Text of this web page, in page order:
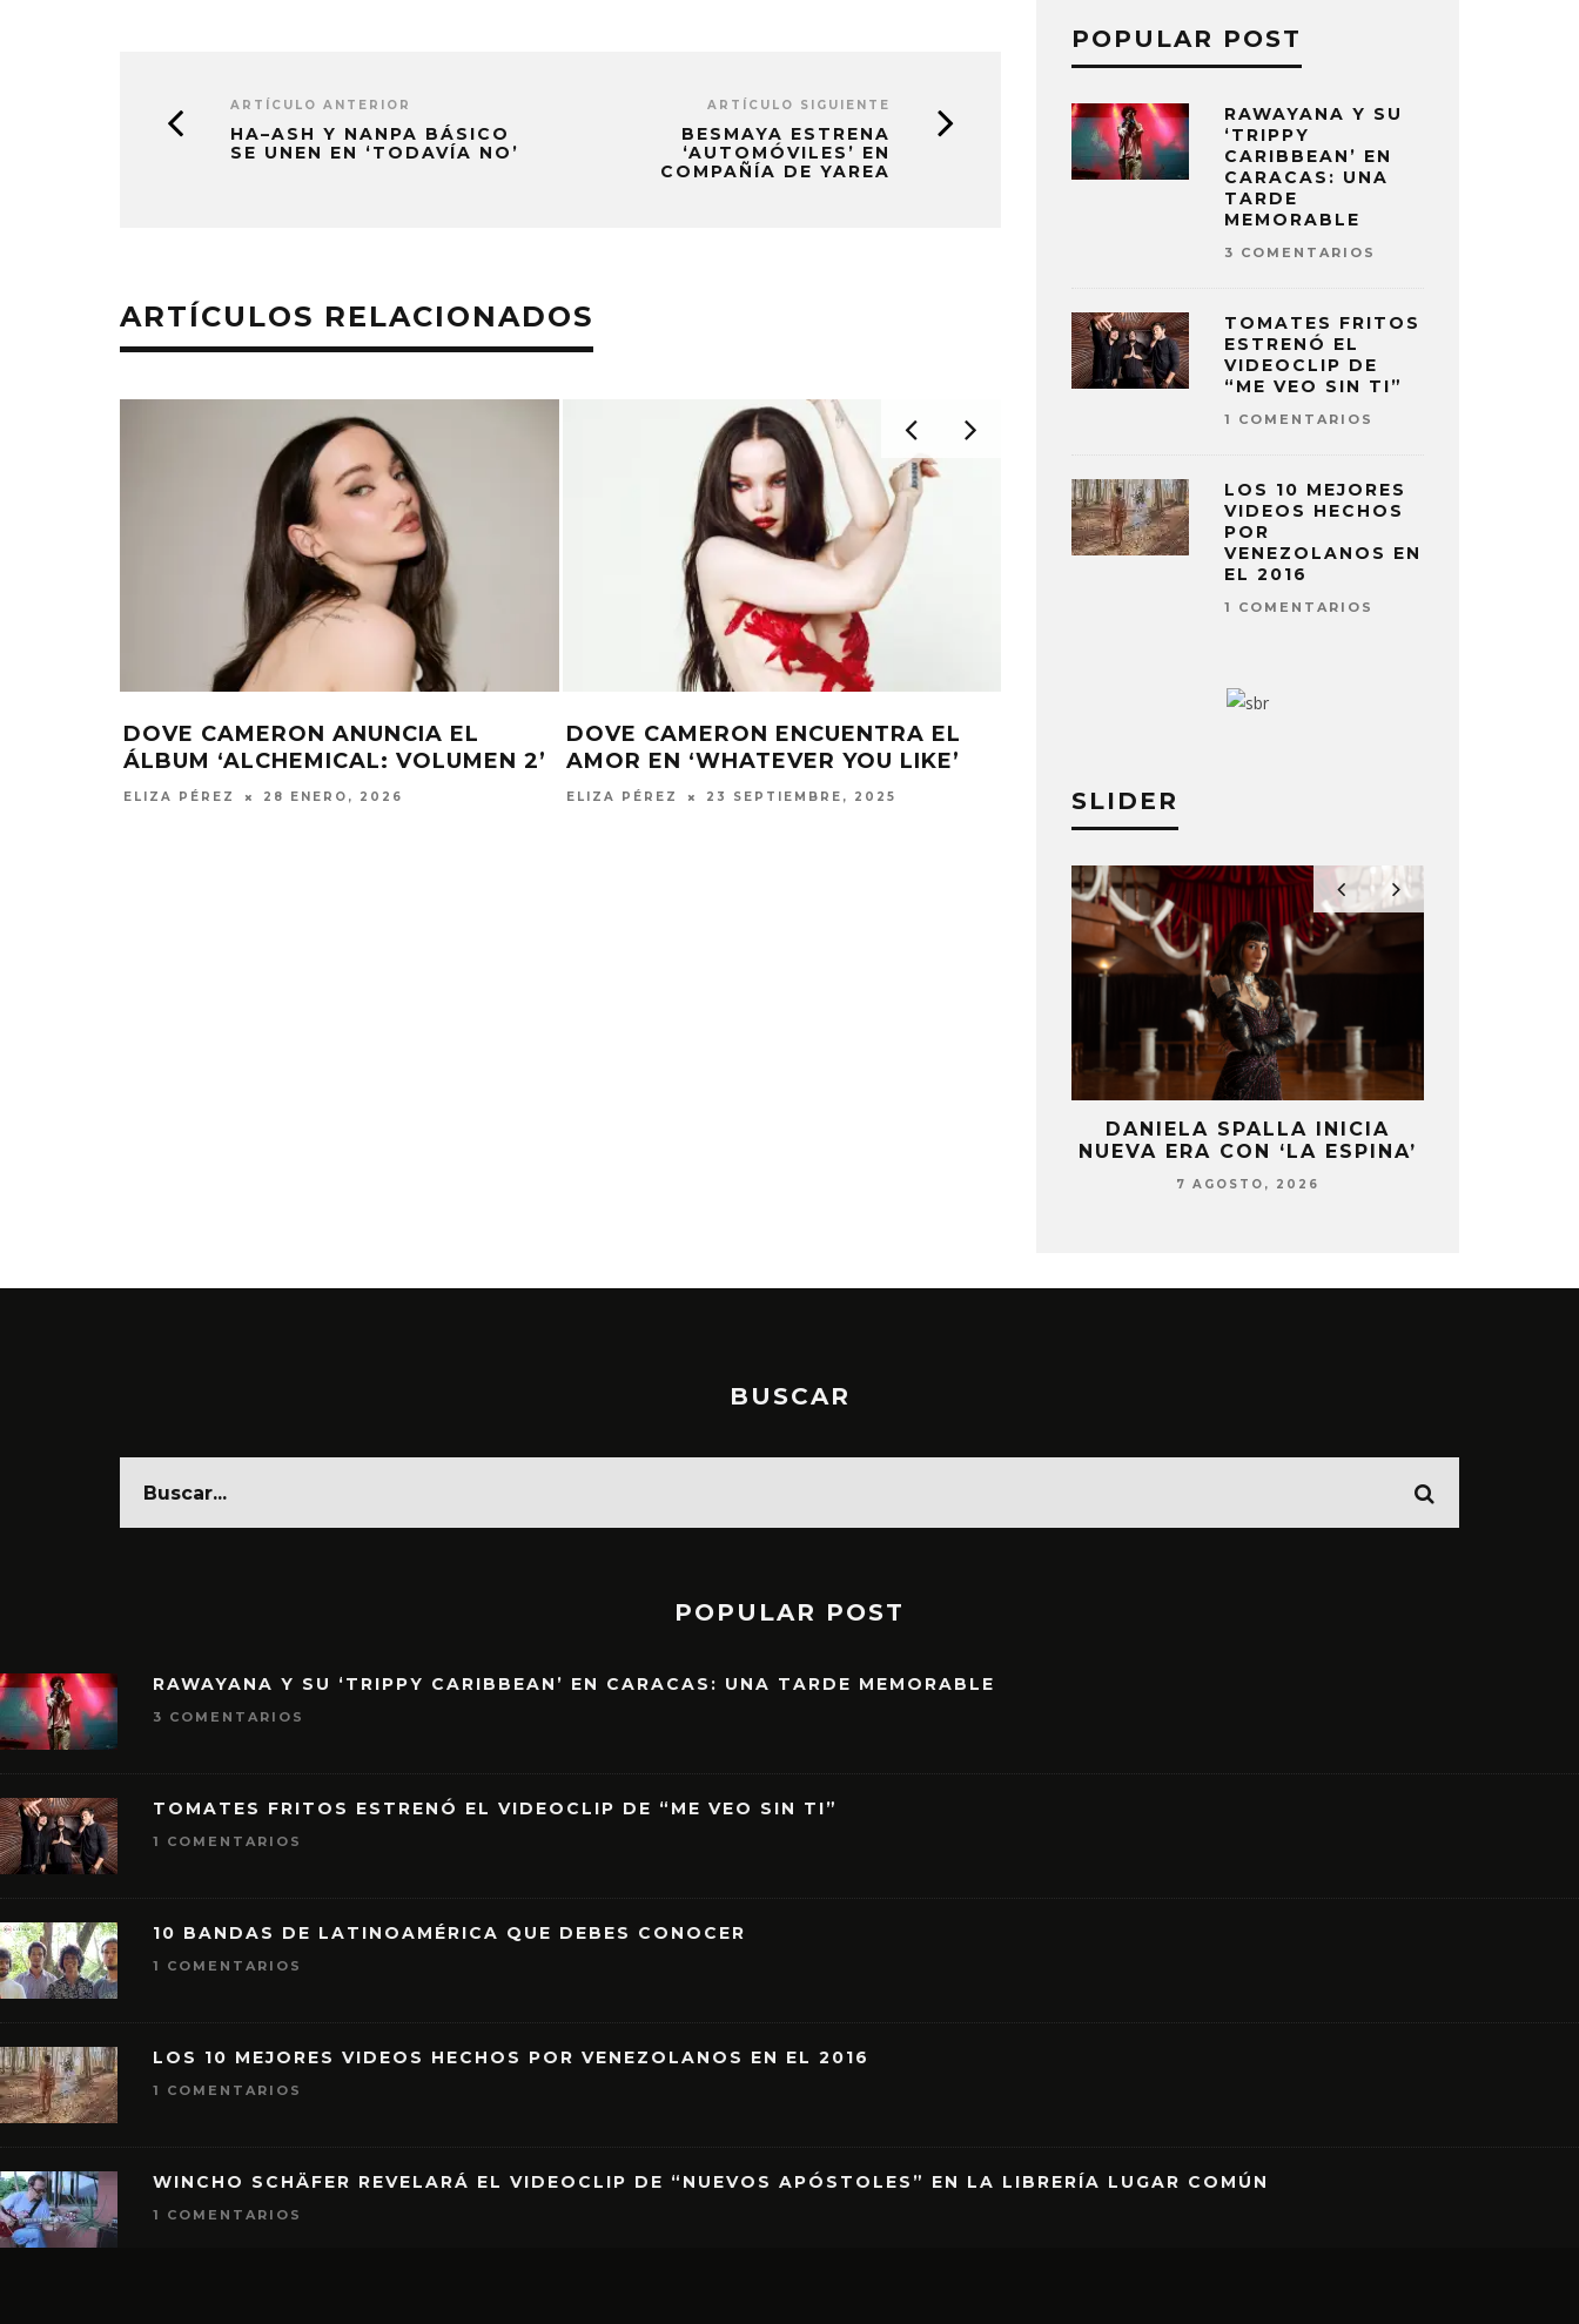
ARTÍCULO ANTERIOR
HA–ASH Y NANPA BÁSICO
SE UNEN EN ‘TODAVÍA NO’
ARTÍCULO SIGUIENTE
BESMAYA ESTRENA
‘AUTOMÓVILES’ EN
COMPAÑÍA DE YAREA
ARTÍCULOS RELACIONADOS
DOVE CAMERON ANUNCIA EL
ÁLBUM ‘ALCHEMICAL: VOLUMEN 2’
ELIZA PÉREZ 28 ENERO, 2026
DOVE CAMERON ENCUENTRA EL
AMOR EN ‘WHATEVER YOU LIKE’
ELIZA PÉREZ 23 SEPTIEMBRE, 2025
BURBUJAS DEL JACUZZI’
ANDRÉS PÉREZ 19 ENERO, 2024
POPULAR POST
RAWAYANA Y SU
‘TRIPPY
CARIBBEAN’ EN
CARACAS: UNA
TARDE
MEMORABLE
3 COMENTARIOS
TOMATES FRITOS
ESTRENÓ EL
VIDEOCLIP DE
“ME VEO SIN TI”
1 COMENTARIOS
LOS 10 MEJORES
VIDEOS HECHOS
POR
VENEZOLANOS EN
EL 2016
1 COMENTARIOS
SLIDER
DANIELA SPALLA INICIA
NUEVA ERA CON ‘LA ESPINA’
7 AGOSTO, 2026
BUSCAR
POPULAR POST
RAWAYANA Y SU ‘TRIPPY CARIBBEAN’ EN CARACAS: UNA TARDE MEMORABLE
3 COMENTARIOS
TOMATES FRITOS ESTRENÓ EL VIDEOCLIP DE “ME VEO SIN TI”
1 COMENTARIOS
10 BANDAS DE LATINOAMÉRICA QUE DEBES CONOCER
1 COMENTARIOS
LOS 10 MEJORES VIDEOS HECHOS POR VENEZOLANOS EN EL 2016
1 COMENTARIOS
WINCHO SCHÄFER REVELARÁ EL VIDEOCLIP DE “NUEVOS APÓSTOLES” EN LA LIBRERÍA LUGAR COMÚN
1 COMENTARIOS